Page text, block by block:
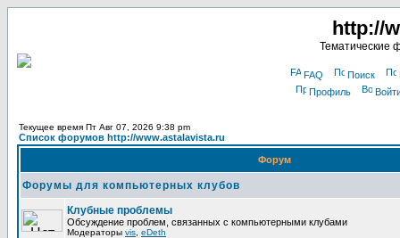
http://
Тематические
FAQ Поиск
Профиль
Текущее время Пт Авг 07, 2026 9:38 pm
Список форумов http://www.astalavista.ru
Форум
Форумы для компьютерных клубов
Клубные проблемы
Обсуждение проблем, связанных с компьютерными клубами
Модераторы vis eDeth